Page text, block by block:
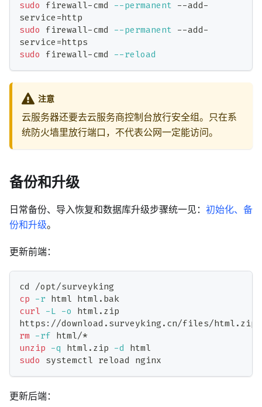
sudo firewall-cmd --permanent --add-
service =http
sudo firewall-cmd --permanent --add-
service =https
sudo firewall-cmd --reload
注意
云服务器还要去云服务商控制台放行安全组。只在系
统防火墙里放行端口，不代表公网一定能访问。
备份和升级
日常备份、导入恢复和数据库升级步骤统一见： 初始化、备
份和升级。
更新前端：
cd /opt/surveyking
cp -r html html.bak
curl -L -o html.zip
https://download.surveyking.cn/files/html.zip
rm -rf html/*
unzip -q html.zip -d html
sudo systemctl reload nginx
更新后端：